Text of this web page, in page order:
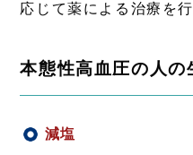
応じて薬による治療を行
本態性高血圧の人の
注目情報
減塩